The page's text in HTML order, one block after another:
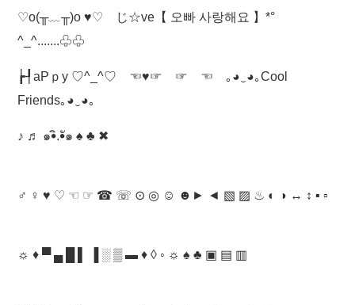
♡o(╥﹏╥)o ♥♡ じ☆ve【 오빠 사랑해요 】*°
^_^.......♧♧
┢┦aΡｐy ♡^_^♡ ☜♥☞ ☞ ☜ ｡◕‿◕｡Cool
Friends｡◕‿◕｡
♪ ♬ ๑•ิ.•ั๑ ♠ ♣ ✖
♂ ♀ ♥ ♡ ☜ ☞ ☎ ☏ ⊙ ◎ ☺ ☻► ◄ ▧ ▨ ♨ ◐ ◑ ↔ ↕ ▪ ▫
☼ ♦ ▀ ▄ █ ▌ ▐ ░ ▒ ▬ ♦ ◊ ◦ ☼ ♠ ♣ ▣ ▤ ▥